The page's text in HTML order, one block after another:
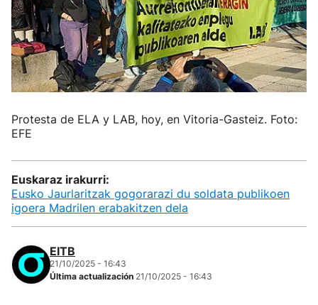
Protesta de ELA y LAB, hoy, en Vitoria-Gasteiz. Foto:
EFE
Euskaraz irakurri:
Eusko Jaurlaritzak gogorarazi du soldata publikoen
igoera Madrilen erabakitzen dela
EITB
21/10/2025 - 16:43
Última actualización 21/10/2025 - 16:43